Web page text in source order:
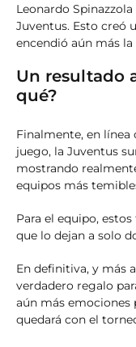
Leonardo
Juventus. Esto creó
encendió aún más
Un resultado
qué?
Finalmente, en
juego, la Juventus
mostrando
equipos más
Para el equipo,
que lo dejan a solo
En definitiva, y más
verdadero regalo
aún más emociones
quedará con el